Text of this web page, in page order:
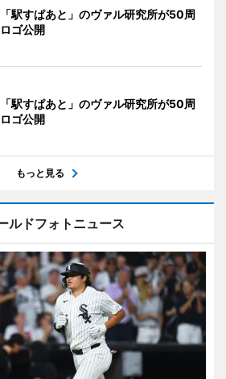
駅すぱあと」のヴァル研究所が50周
ゴ公開
駅すぱあと」のヴァル研究所が50周
ゴ公開
もっと見る
ルドフォトニュース